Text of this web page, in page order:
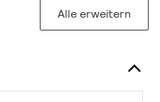
Alle erweitern